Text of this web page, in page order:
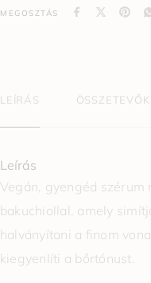
MEGOSZTÁS
LEÍRÁS
Leírás
Vegán, gyengéd
bakuchiollal, amely
halványítani a finom
kiegyenlíti a bőrtónust.